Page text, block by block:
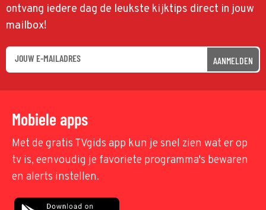
ontvang iedere dag de leukste kijktips direct in jouw
mailbox!
AANMELDEN
Mobiele apps
Met de gratis TVgids app kun je snel zien wat er op
tv is, eenvoudig je favoriete programma's bewaren
en alerts instellen.